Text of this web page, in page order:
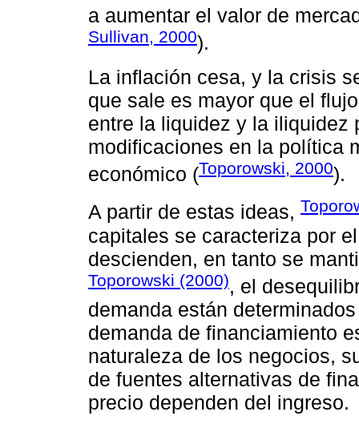
a aumentar el valor de
Sullivan, 2000).
La inflación cesa, y la crisis
que sale es mayor que el
entre la liquidez y la iliquidez
modificaciones en la política
económico (Toporowski, 2000).
A partir de estas ideas,
capitales se caracteriza por
descienden, en tanto se
Toporowski (2000), el
demanda están
demanda de financiamiento
naturaleza de los negocios,
de fuentes alternativas de
precio dependen del ingreso.